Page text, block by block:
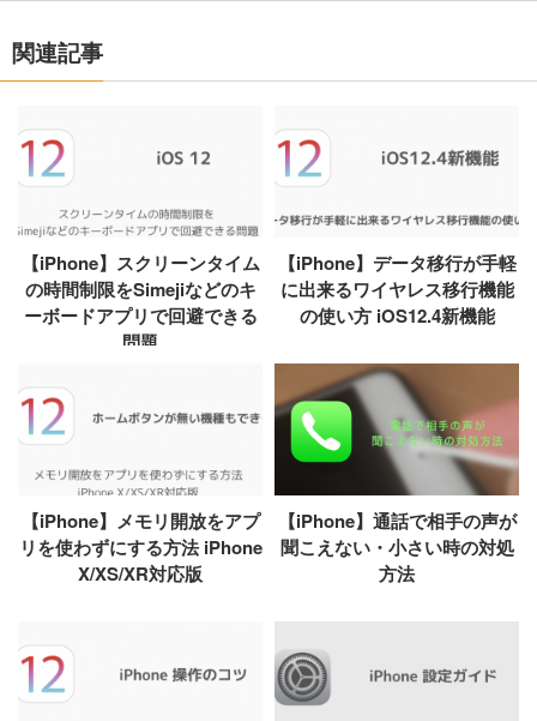
関連記事
【iPhone】スクリーンタイム
の時間制限をSimejiなどのキ
ーボードアプリで回避できる
問題
【iPhone】データ移行が手軽
に出来るワイヤレス移行機能
の使い方 iOS12.4新機能
【iPhone】メモリ開放をアプ
リを使わずにする方法 iPhone
X/XS/XR対応版
【iPhone】通話で相手の声が
聞こえない・小さい時の対処
方法